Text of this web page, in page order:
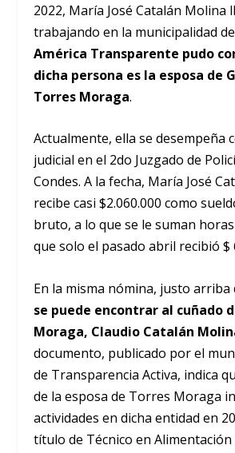
2022, María José Catalán Molina
trabajando en la municipalidad
América Transparente pudo
dicha persona es la esposa de
Torres Moraga.
Actualmente, ella se desempeña
judicial en el 2do Juzgado de
Condes. A la fecha, María José
recibe casi $2.060.000 como
bruto, a lo que se le suman
que solo el pasado abril recibió $
En la misma nómina, justo arriba
se puede encontrar al cuñado
Moraga, Claudio Catalán
documento, publicado por el
de Transparencia Activa, indica
de la esposa de Torres Moraga
actividades en dicha entidad en
título de Técnico en Alimentación